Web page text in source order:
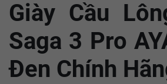
Giày Cầu
Saga 3 Pro
Đen Chính